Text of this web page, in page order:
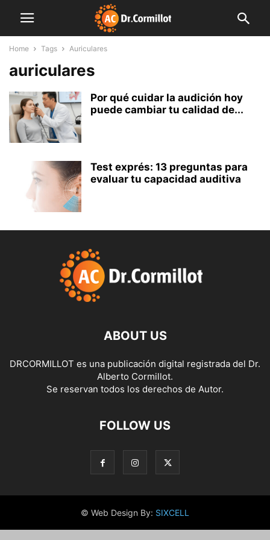
Home Tags Auriculares
auriculares
Por qué cuidar la audición hoy
puede cambiar tu calidad de...
Test exprés: 13 preguntas para
evaluar tu capacidad auditiva
ABOUT US
DRCORMILLOT es una publicación digital registrada del Dr.
Alberto Cormillot.
Se reservan todos los derechos de Autor.
FOLLOW US
© Web Design By: SIXCELL